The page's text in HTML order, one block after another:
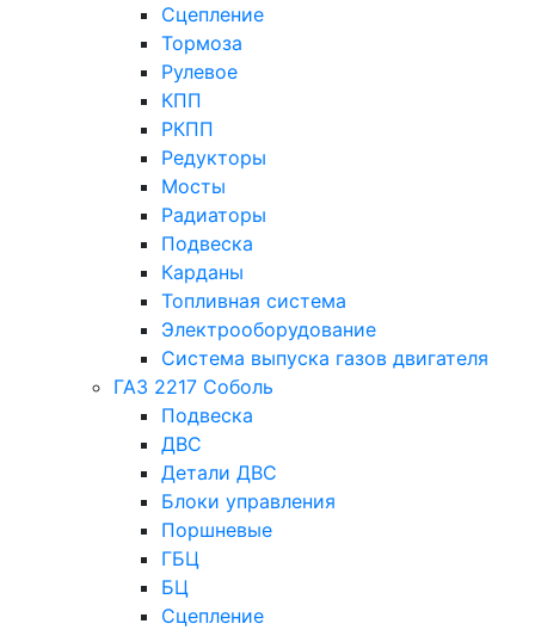
Сцепление
Тормоза
Рулевое
КПП
РКПП
Редукторы
Мосты
Радиаторы
Подвеска
Карданы
Топливная система
Электрооборудование
Система выпуска газов двигателя
ГАЗ 2217 Соболь
Подвеска
ДВС
Детали ДВС
Блоки управления
Поршневые
ГБЦ
БЦ
Сцепление